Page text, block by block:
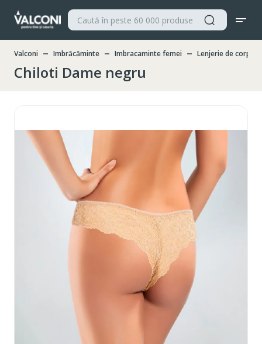
Valconi Imbrăcăminte Imbracaminte femei Lenjerie de corp
Chiloti Dame negru